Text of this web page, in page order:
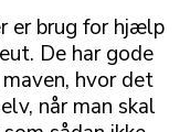
er brug for hjælp
De har gode
hvor det
når man skal